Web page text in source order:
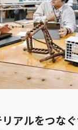
アルをつな